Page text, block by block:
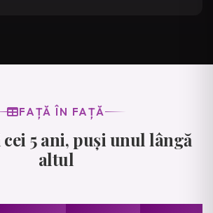
FAȚĂ ÎN FAȚĂ
5 ani, puși unul lângă
altul